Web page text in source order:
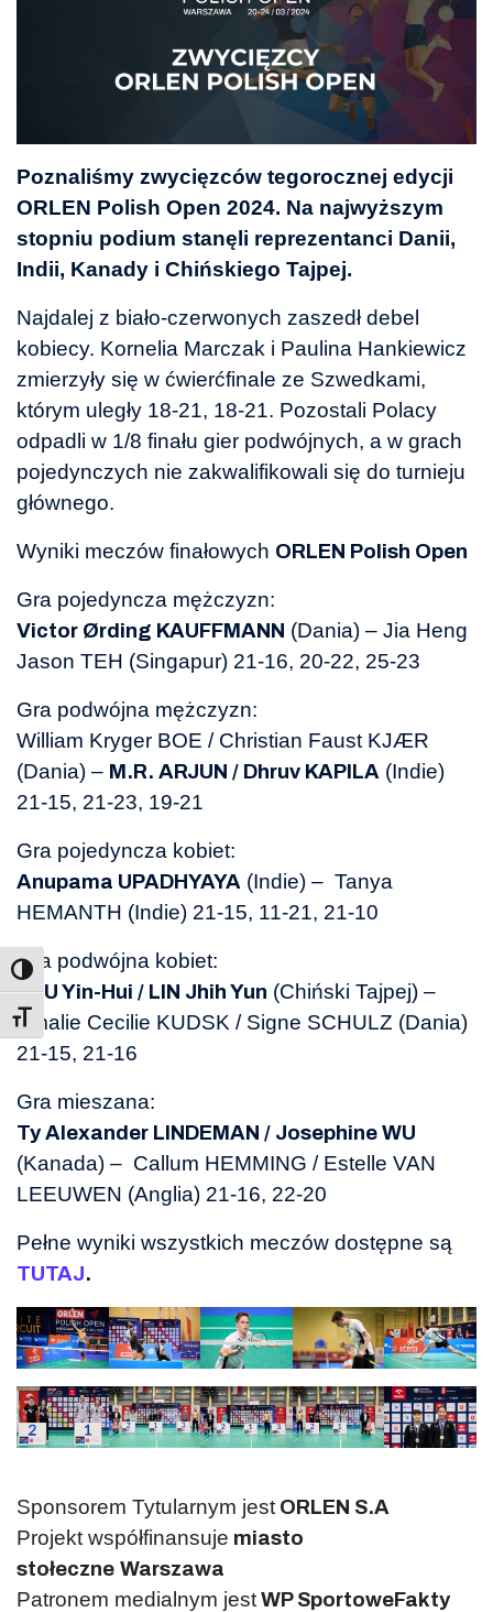
Toggle Font size
Poznaliśmy zwycięzców tegorocznej edycji
ORLEN Polish Open 2024. Na najwyższym
stopniu podium stanęli reprezentanci Danii,
Indii, Kanady i Chińskiego Tajpej.
Najdalej z biało-czerwonych zaszedł debel
kobiecy. Kornelia Marczak i Paulina Hankiewicz
zmierzyły się w ćwierćfinale ze Szwedkami,
którym uległy 18-21, 18-21. Pozostali Polacy
odpadli w 1/8 finału gier podwójnych, a w grach
pojedynczych nie zakwalifikowali się do turnieju
głównego.
Wyniki meczów finałowych ORLEN Polish Open
Gra pojedyncza mężczyzn:
Victor Ørding KAUFFMANN (Dania) – Jia Heng
Jason TEH (Singapur) 21-16, 20-22, 25-23
Gra podwójna mężczyzn:
William Kryger BOE / Christian Faust KJÆR
(Dania) – M.R. ARJUN / Dhruv KAPILA (Indie)
21-15, 21-23, 19-21
Gra pojedyncza kobiet:
Anupama UPADHYAYA (Indie) – Tanya
HEMANTH (Indie) 21-15, 11-21, 21-10
Gra podwójna kobiet:
HSU Yin-Hui / LIN Jhih Yun (Chiński Tajpej) –
Amalie Cecilie KUDSK / Signe SCHULZ (Dania)
21-15, 21-16
Gra mieszana:
Ty Alexander LINDEMAN / Josephine WU
(Kanada) – Callum HEMMING / Estelle VAN
LEEUWEN (Anglia) 21-16, 22-20
Pełne wyniki wszystkich meczów dostępne są
TUTAJ.
Sponsorem Tytularnym jest ORLEN S.A
Projekt współfinansuje miasto
stołeczne Warszawa
Patronem medialnym jest WP SportoweFakty